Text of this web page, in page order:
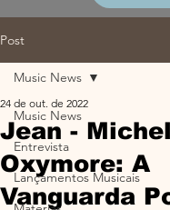
Post
Music News
Entrevista
Lançamentos Musicais
Music News
Jean -
Oxymore: A
Vanguarda
24 de out. de 2022